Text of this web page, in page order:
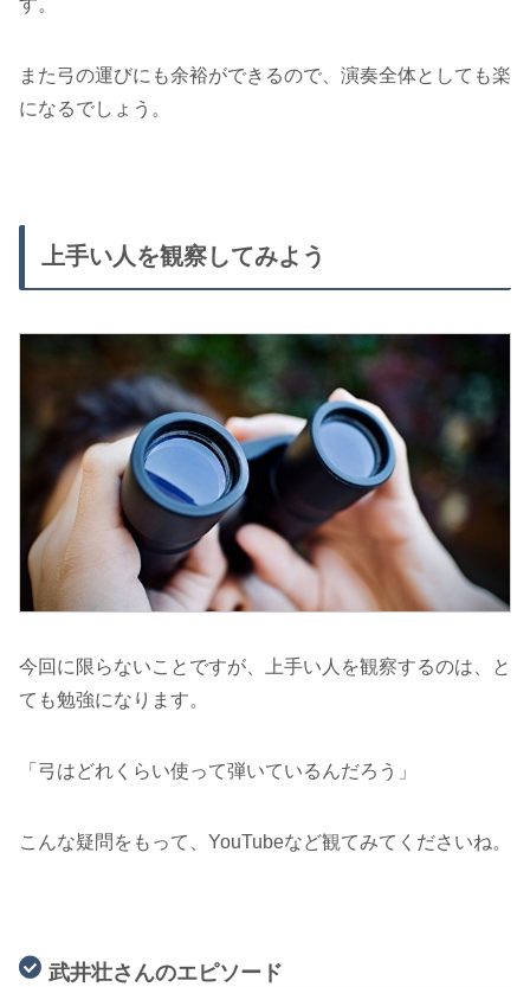
す。
また弓の運びにも余裕ができるので、演奏全体としても楽
になるでしょう。
上手い人を観察してみよう
今回に限らないことですが、上手い人を観察するのは、と
ても勉強になります。
「弓はどれくらい使って弾いているんだろう」
こんな疑問をもって、YouTubeなど観てみてくださいね。
武井壮さんのエピソード